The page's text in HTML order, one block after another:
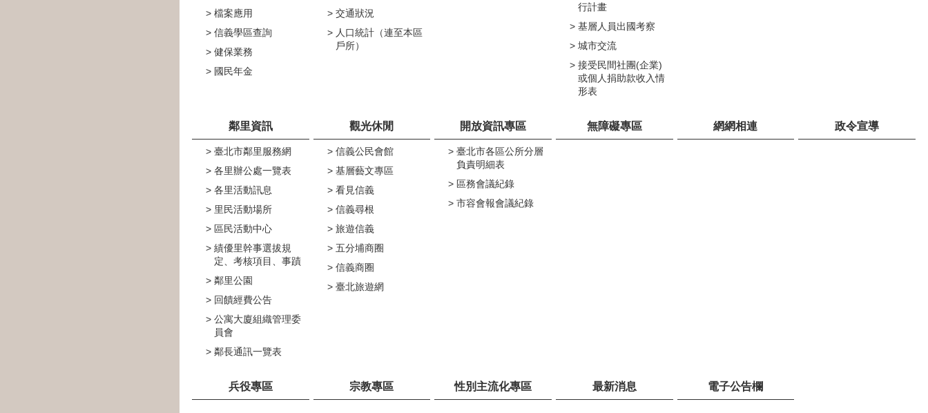
檔案應用
信義學區查詢
健保業務
國民年金
交通狀況
人口統計（連至本區
戶所）
行計畫
基層人員出國考察
城市交流
接受民間社團(企業)
或個人捐助款收入情
形表
鄰里資訊
臺北市鄰里服務網
各里辦公處一覽表
各里活動訊息
里民活動場所
區民活動中心
績優里幹事選拔規
定、考核項目、事蹟
鄰里公園
回饋經費公告
公寓大廈組織管理委
員會
鄰長通訊一覽表
觀光休閒
信義公民會館
基層藝文專區
看見信義
信義尋根
旅遊信義
五分埔商圈
信義商圈
臺北旅遊網
開放資訊專區
臺北市各區公所分層
負責明細表
區務會議紀錄
市容會報會議紀錄
無障礙專區 網網相連 政令宣導
兵役專區 宗教專區 性別主流化專區 最新消息 電子公告欄